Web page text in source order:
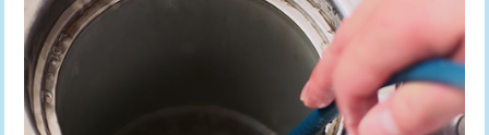
給水管工事※（ライニング鋼管・銅
管・ポリ管・HT管使用/3ｍ超え)
+8,800円
排水管工事（土の掘削・埋め戻し作
業）
11,000円~
カメラ調査 33,000円
桝清掃 8,800円
止水・漏水調査・防水処理・清掃・修
11,000円